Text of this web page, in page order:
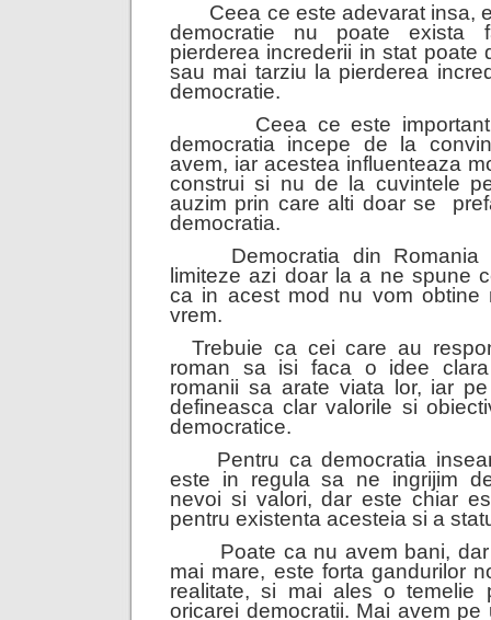
Ceea ce este adevarat insa,
democratie nu poate exista
pierderea increderii in stat poate
sau mai tarziu la pierderea
democratie.
Ceea ce este
democratia incepe de la
avem, iar acestea influenteaza
construi si nu de la cuvintele
auzim prin care alti doar se
democratia.
Democratia din
limiteze azi doar la a ne spune
ca in acest mod nu vom obtine
vrem.
Trebuie ca cei care au
roman sa isi faca o idee
romanii sa arate viata lor, iar
defineasca clar valorile si
democratice.
Pentru ca democratia
este in regula sa ne ingrijim
nevoi si valori, dar este chiar
pentru existenta acesteia si a
Poate ca nu avem bani,
mai mare, este forta gandurilor
realitate, si mai ales o temelie
oricarei democratii. Mai avem pe